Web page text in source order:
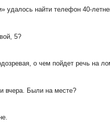
удалось найти телефон 40-
5?
о чем пойдет речь на
вчера. Были на месте?